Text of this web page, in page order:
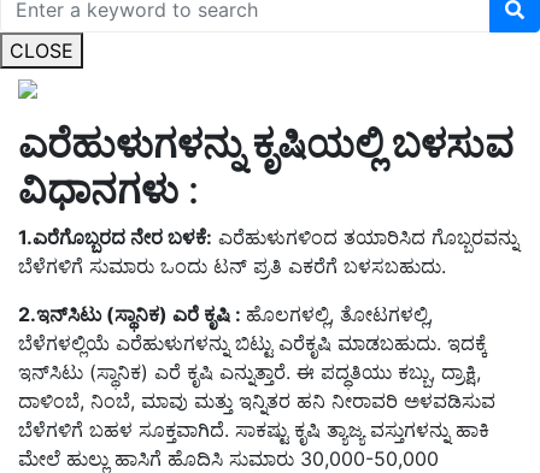
CLOSE
ಹೊಟ್ಟೆಯಲ್ಲಿ ಇರುವ ಉಪಯುಕ್ತ ಸೂಕ್ಷ್ಮಾಣುಗಳು ಹಿಕ್ಕೆಯ ಜೊತೆಗೆ ಹೊರ
ಬರುತ್ತವೆ.
ಎರೆಹುಳುಗಳನ್ನು ಕೃಷಿಯಲ್ಲಿ ಬಳಸುವ
ವಿಧಾನಗಳು :
1.ಎರೆಗೊಬ್ಬರದ ನೇರ ಬಳಕೆ: ಎರೆಹುಳುಗಳಿಂದ ತಯಾರಿಸಿದ ಗೊಬ್ಬರವನ್ನು
ಬೆಳೆಗಳಿಗೆ ಸುಮಾರು ಒಂದು ಟನ್ ಪ್ರತಿ ಎಕರೆಗೆ ಬಳಸಬಹುದು.
2.ಇನ್‍ಸಿಟು (ಸ್ಥಾನಿಕ) ಎರೆ ಕೃಷಿ : ಹೊಲಗಳಲ್ಲಿ, ತೋಟಗಳಲ್ಲಿ,
ಬೆಳೆಗಳಲ್ಲಿಯೆ ಎರೆಹುಳುಗಳನ್ನು ಬಿಟ್ಟು ಎರೆಕೃಷಿ ಮಾಡಬಹುದು. ಇದಕ್ಕೆ
ಇನ್‍ಸಿಟು (ಸ್ಥಾನಿಕ) ಎರೆ ಕೃಷಿ ಎನ್ನುತ್ತಾರೆ. ಈ ಪದ್ಧತಿಯು ಕಬ್ಬು, ದ್ರಾಕ್ಷಿ,
ದಾಳಿಂಬೆ, ನಿಂಬೆ, ಮಾವು ಮತ್ತು ಇನ್ನಿತರ ಹನಿ ನೀರಾವರಿ ಅಳವಡಿಸುವ
ಬೆಳೆಗಳಿಗೆ ಬಹಳ ಸೂಕ್ತವಾಗಿದೆ. ಸಾಕಷ್ಟು ಕೃಷಿ ತ್ಯಾಜ್ಯ ವಸ್ತುಗಳನ್ನು ಹಾಕಿ
ಮೇಲೆ ಹುಲ್ಲು ಹಾಸಿಗೆ ಹೊದಿಸಿ ಸುಮಾರು 30,000-50,000